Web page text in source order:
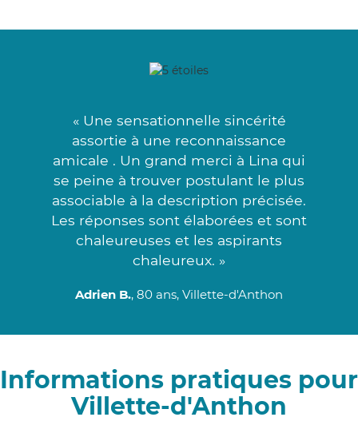
« Une sensationnelle sincérité
assortie à une reconnaissance
amicale . Un grand merci à Lina qui
se peine à trouver postulant le plus
associable à la description précisée.
Les réponses sont élaborées et sont
chaleureuses et les aspirants
chaleureux. »
Adrien B., 80 ans, Villette-d'Anthon
Informations pratiques pour
Villette-d'Anthon